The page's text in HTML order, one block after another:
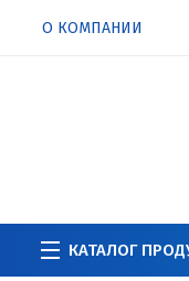
О КОМПАНИИ
КАТАЛОГ